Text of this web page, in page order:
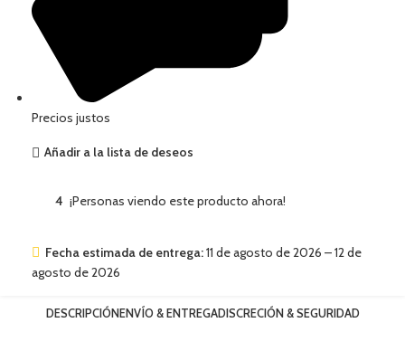
Precios justos
Añadir a la lista de deseos
4 ¡Personas viendo este producto ahora!
Fecha estimada de entrega:11 de agosto de 2026 – 12 de
agosto de 2026
DESCRIPCIÓNENVÍO & ENTREGADISCRECIÓN & SEGURIDAD